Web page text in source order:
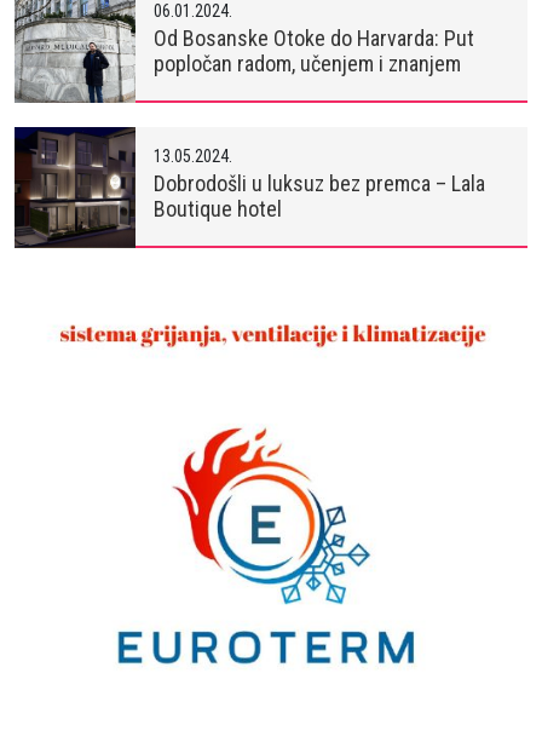
06.01.2024.
Od Bosanske Otoke do Harvarda: Put
popločan radom, učenjem i znanjem
13.05.2024.
Dobrodošli u luksuz bez premca – Lala
Boutique hotel